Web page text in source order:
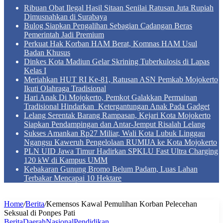
Ribuan Obat Ilegal Hasil Sitaan Senilai Ratusan Juta Rupiah
Dimusnahkan di Surabaya
Bulog Siapkan Pengalihan Sebagian Cadangan Beras
Pemerintah Jadi Premium
Perkuat Hak Korban HAM Berat, Komnas HAM Usul
Badan Khusus
Dinkes Kota Madiun Gelar Skrining Tuberkulosis di Lapas
Kelas I
Meriahkan HUT RI Ke-81, Ratusan ASN Pemkab Mojokerto
Ikuti Olahraga Tradisional
Hari Anak Di Mojokerto, Pemkot Galakkan Permainan
Tradisional Hindarkan Ketergantungan Anak Pada Gadget
Lelang Serentak Barang Rampasan, Kejari Kota Mojokerto
Siapkan Pendampingan dan Antar-Jemput Risalah Lelang
Sukses Amankan Rp27 Miliar, Wali Kota Lubuk Linggau
Ngangsu Kaweruh Pengelolaan RUMIJA ke Kota Mojokerto
PLN UID Jawa Timur Hadirkan SPKLU Fast Ultra Charging
120 kW di Kampus UMM
Kebakaran Gunung Bromo Belum Padam, Luas Lahan
Terbakar Mencapai 10 Hektare
Home/Berita/Kemensos Kawal Pemulihan Korban Pelecehan
Seksual di Ponpes Pati